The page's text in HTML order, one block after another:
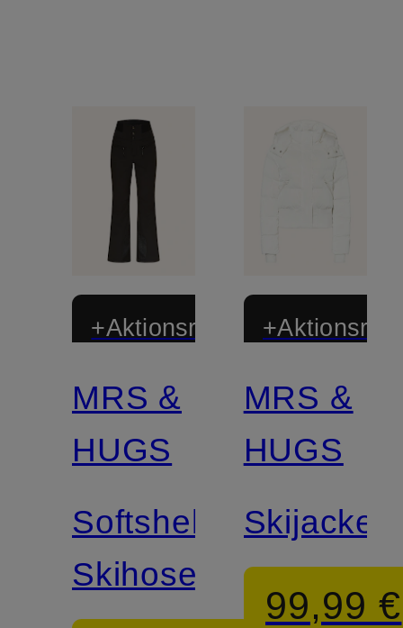
+Aktionsrabatt
Zertifiziert
MRS &
HUGS
Softshell-
Skihose
MRS &
HUGS
Skijacke
99,99 €